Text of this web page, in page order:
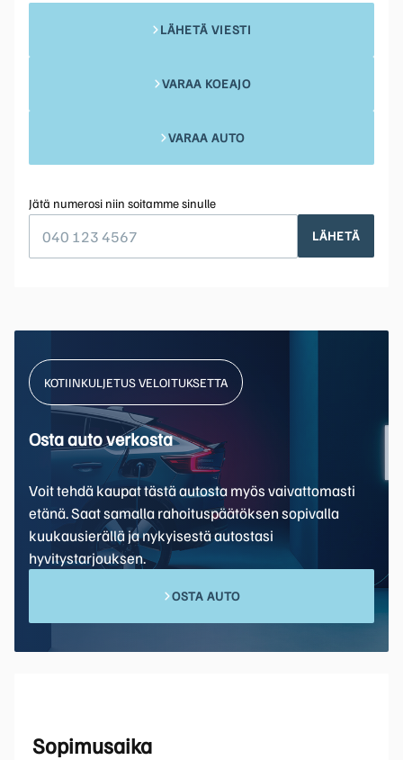
Sopimusaika
LÄHETÄ VIESTI
VARAA KOEAJO
VARAA AUTO
Jätä numerosi niin soitamme sinulle
LÄHETÄ
KOTIINKULJETUS VELOITUKSETTA
Osta auto verkosta
Voit tehdä kaupat tästä autosta myös vaivattomasti
etänä. Saat samalla rahoituspäätöksen sopivalla
kuukausierällä ja nykyisestä autostasi
hyvitystarjouksen.
OSTA AUTO